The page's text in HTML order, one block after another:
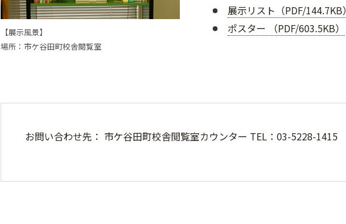
【展示風景】
場所：市ケ谷田町校舎閲覧室
展示リスト（PDF/144.7KB）
ポスター （PDF/603.5KB）
お問い合わせ先： 市ケ谷田町校舎閲覧室カウンター TEL：03-5228-1415